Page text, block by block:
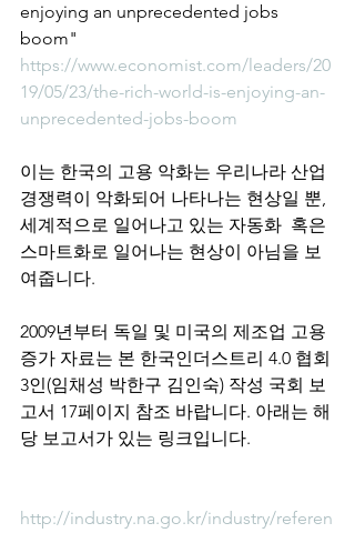
enjoying an unprecedented jobs
boom"
https://www.economist.com/leaders/20
19/05/23/the-rich-world-is-enjoying-an-
unprecedented-jobs-boom
이는 한국의 고용 악화는 우리나라 산업
경쟁력이 악화되어 나타나는 현상일 뿐,
세계적으로 일어나고 있는 자동화  혹은
스마트화로 일어나는 현상이 아님을 보
여줍니다.
2009년부터 독일 및 미국의 제조업 고용
증가 자료는 본 한국인더스트리 4.0 협회
3인(임채성 박한구 김인숙) 작성 국회 보
고서 17페이지 참조 바랍니다. 아래는 해
당 보고서가 있는 링크입니다.
http://industry.na.go.kr/industry/referen